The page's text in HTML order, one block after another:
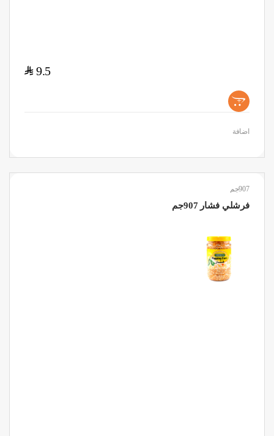
9.5
$
+
اضافة
907جم
فرشلي فشار 907جم